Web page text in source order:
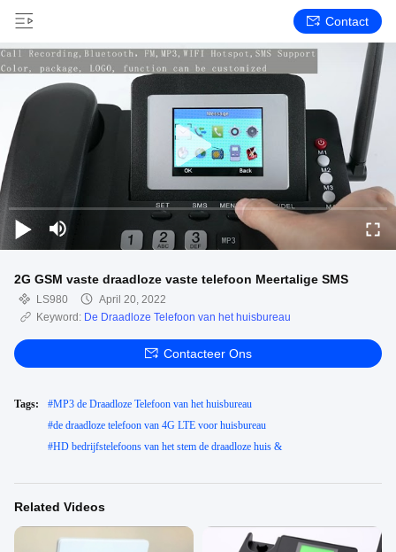
Contact
2G GSM vaste draadloze vaste telefoon Meertalige SMS
LS980
April 20, 2022
Keyword: De Draadloze Telefoon van het huisbureau
Contacteer Ons
Tags: #MP3 de Draadloze Telefoon van het huisbureau
#de draadloze telefoon van 4G LTE voor huisbureau
#HD bedrijfstelefoons van het stem de draadloze huis &
Related Videos